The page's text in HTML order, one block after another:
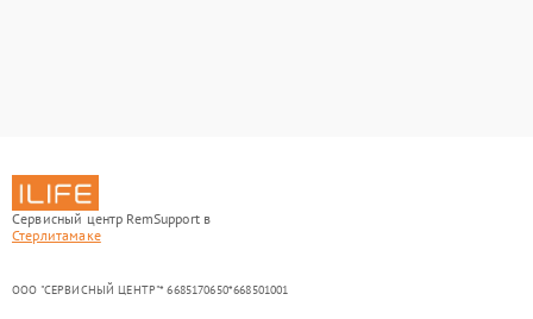
Сервисный центр RemSupport в
Стерлитамаке
ООО "СЕРВИСНЫЙ ЦЕНТР"* 6685170650*668501001